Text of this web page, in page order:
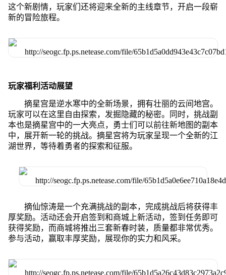
这个新剧情，玩家们还将迎来全新的主线章节，开启一段崭
新的冒险旅程。
玩家福利活动展望
摘星宫是逆水寒中的全新场景，拥有壮丽的云间地宫。
玩家可以在这里自由探索，发掘隐藏的秘密。同时，挑战副
本也是摘星宫中的一大亮点，勇士们可以前往新地图的副本
中，展开新一轮的挑战。摘星宫将为玩家呈现一个全新的江
湖世界，等待着勇者的探索和征服。
摘仙惊涛是一个充满挑战的副本，完成挑战后将获得丰
厚奖励。活动还会开启签到和商城上新活动，签到任务即可
获得奖励，而商城将推出三套新春时装，质量都非常优秀。
参与活动，赢取丰厚奖励，展现你的实力和风采。